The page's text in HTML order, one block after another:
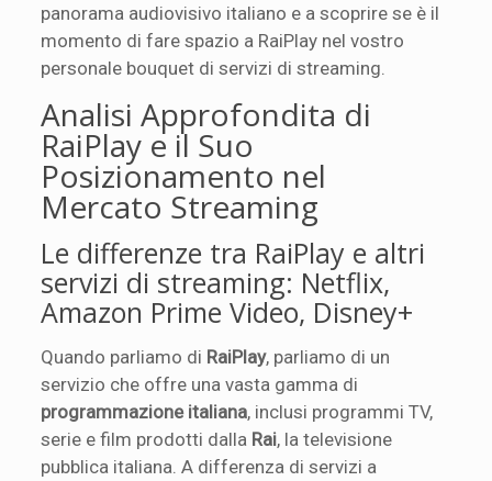
panorama audiovisivo italiano e a scoprire se è il
momento di fare spazio a RaiPlay nel vostro
personale bouquet di servizi di streaming.
Analisi Approfondita di
RaiPlay e il Suo
Posizionamento nel
Mercato Streaming
Le differenze tra RaiPlay e altri
servizi di streaming: Netflix,
Amazon Prime Video, Disney+
Quando parliamo di RaiPlay, parliamo di un
servizio che offre una vasta gamma di
programmazione italiana, inclusi programmi TV,
serie e film prodotti dalla Rai, la televisione
pubblica italiana. A differenza di servizi a